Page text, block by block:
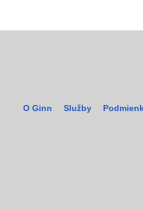
O Ginn Služby